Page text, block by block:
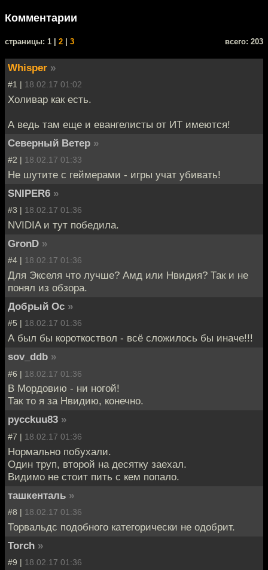
Комментарии
cтраницы: 1 | 2 3 всего: 203
Whisper »
#1 | 18.02.17 01:02
Холивар как есть.
А ведь там еще и евангелисты от ИТ имеются!
Северный Ветер »
#2 | 18.02.17 01:33
Не шутите с геймерами - игры учат убивать!
SNIPER6 »
#3 | 18.02.17 01:36
NVIDIA и тут победила.
GronD »
#4 | 18.02.17 01:36
Для Экселя что лучше? Амд или Нвидия? Так и не
понял из обзора.
Добрый Ос »
#5 | 18.02.17 01:36
А был бы короткоствол - всё сложилось бы иначе!!!
sov_ddb »
#6 | 18.02.17 01:36
В Мордовию - ни ногой!
Так то я за Нвидию, конечно.
pycckuu83 »
#7 | 18.02.17 01:36
Нормально побухали.
Один труп, второй на десятку заехал.
Видимо не стоит пить с кем попало.
ташкенталь »
#8 | 18.02.17 01:36
Торвальдс подобного категорически не одобрит.
Torch »
#9 | 18.02.17 01:36